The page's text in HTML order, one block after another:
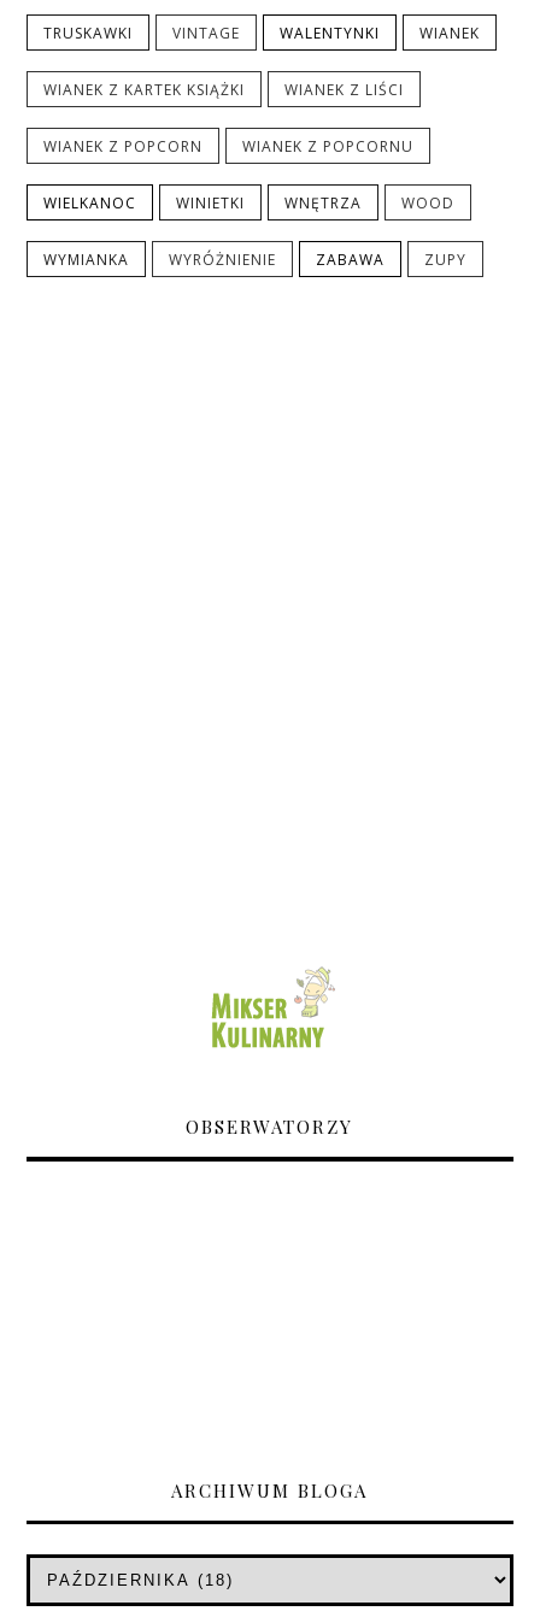
TRUSKAWKI VINTAGE WALENTYNKI WIANEK
WIANEK Z KARTEK KSIĄŻKI WIANEK Z LIŚCI
WIANEK Z POPCORN WIANEK Z POPCORNU
WIELKANOC WINIETKI WNĘTRZA WOOD
WYMIANKA WYRÓŻNIENIE ZABAWA ZUPY
OBSERWATORZY
ARCHIWUM BLOGA